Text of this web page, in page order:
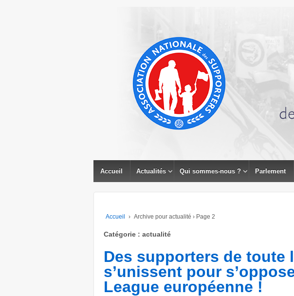
Accueil Actualités Qui sommes-nous ? Parlement
Accueil › Archive pour actualité › Page 2
Catégorie : actualité
Des supporters de toute
s’unissent pour
League européenne !